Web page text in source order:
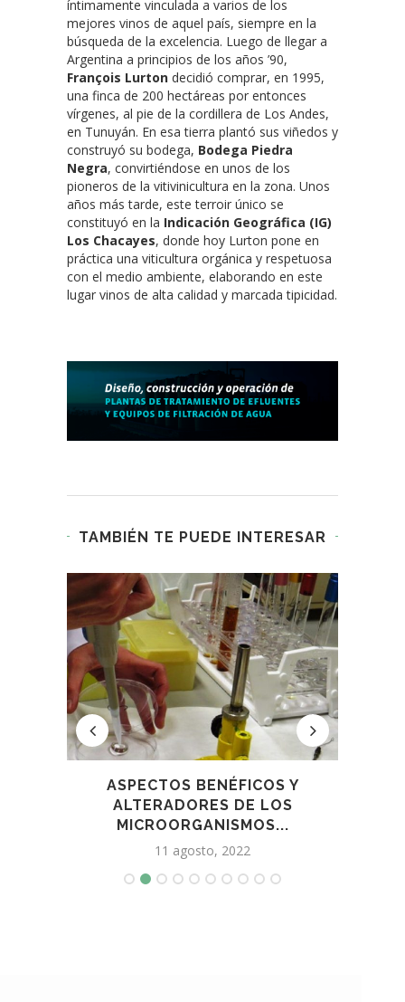
íntimamente vinculada a varios de los
mejores vinos de aquel país, siempre en la
búsqueda de la excelencia. Luego de llegar a
Argentina a principios de los años ’90,
François Lurton decidió comprar, en 1995,
una finca de 200 hectáreas por entonces
vírgenes, al pie de la cordillera de Los Andes,
en Tunuyán. En esa tierra plantó sus viñedos y
construyó su bodega, Bodega Piedra
Negra, convirtiéndose en unos de los
pioneros de la vitivinicultura en la zona. Unos
años más tarde, este terroir único se
constituyó en la Indicación Geográfica (IG)
Los Chacayes, donde hoy Lurton pone en
práctica una viticultura orgánica y respetuosa
con el medio ambiente, elaborando en este
lugar vinos de alta calidad y marcada tipicidad.
TAMBIÉN TE PUEDE INTERESAR
ASPECTOS BENÉFICOS Y
ALTERADORES DE LOS
MICROORGANISMOS...
11 agosto, 2022